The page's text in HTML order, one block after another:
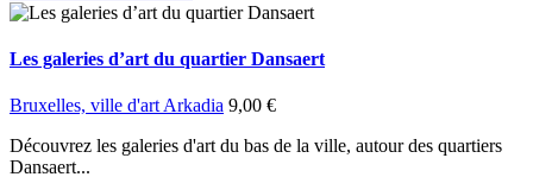
Les galeries d’art du quartier Dansaert
Bruxelles, ville d'art Arkadia 9,00 €
Découvrez les galeries d'art du bas de la ville, autour des quartiers
Dansaert...